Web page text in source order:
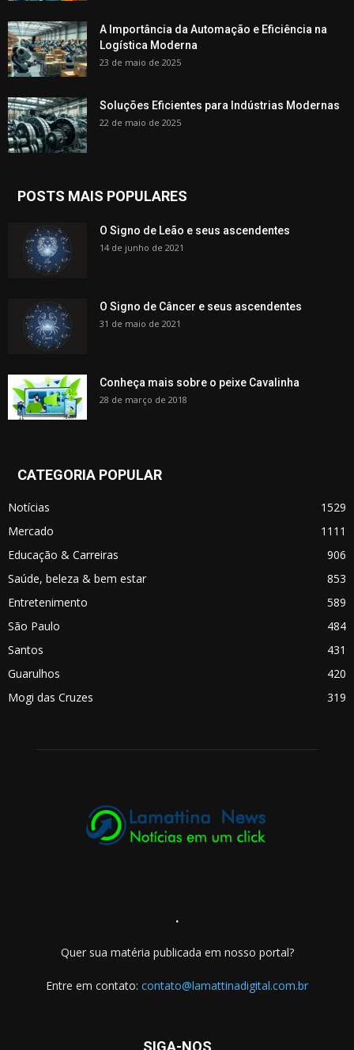
A Importância da Automação e Eficiência na
Logística Moderna
23 de maio de 2025
Soluções Eficientes para Indústrias Modernas
22 de maio de 2025
POSTS MAIS POPULARES
O Signo de Leão e seus ascendentes
14 de junho de 2021
O Signo de Câncer e seus ascendentes
31 de maio de 2021
Conheça mais sobre o peixe Cavalinha
28 de março de 2018
CATEGORIA POPULAR
Notícias
1529
Mercado
1111
Educação & Carreiras
906
Saúde, beleza & bem estar
853
Entretenimento
589
São Paulo
484
Santos
431
Guarulhos
420
Mogi das Cruzes
319
.
Quer sua matéria publicada em nosso portal?
Entre em contato: contato@lamattinadigital.com.br
SIGA-NOS